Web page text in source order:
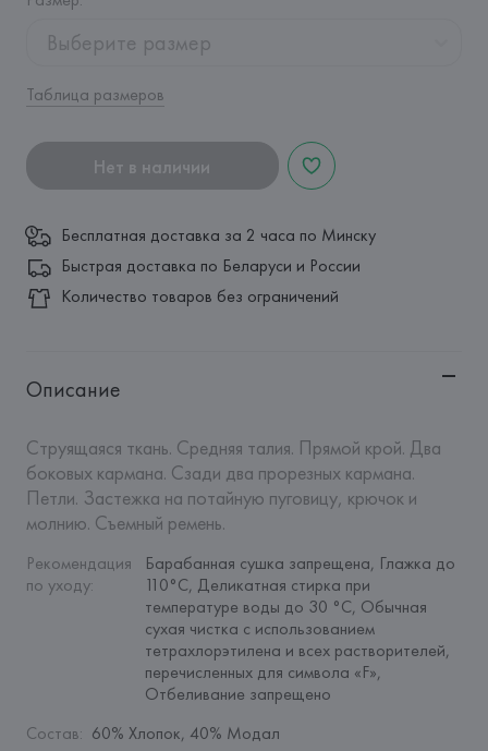
Выберите размер
Таблица размеров
Нет в наличии
Бесплатная доставка за 2 часа по Минску
Быстрая доставка по Беларуси и России
Количество товаров без ограничений
Описание
Струящаяся ткань. Средняя талия. Прямой крой. Два
боковых кармана. Сзади два прорезных кармана.
Петли. Застежка на потайную пуговицу, крючок и
молнию. Съемный ремень.
Рекомендация
по уходу:
Барабанная сушка запрещена, Глажка до
110°C, Деликатная стирка при
температуре воды до 30 °C, Обычная
сухая чистка с использованием
тетрахлорэтилена и всех растворителей,
перечисленных для символа «F»,
Отбеливание запрещено
Состав: 60% Хлопок, 40% Модал